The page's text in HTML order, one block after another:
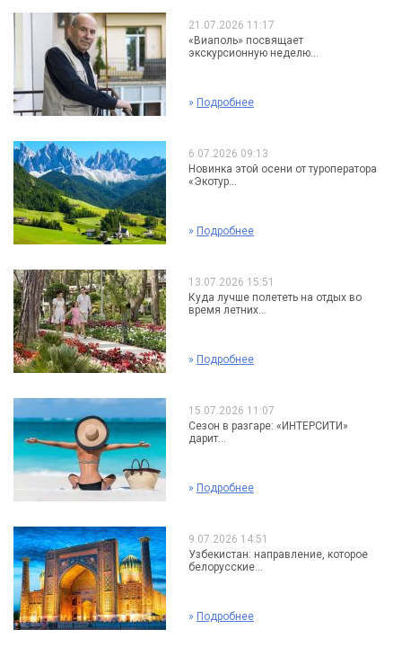
21.07.2026 11:17
«Виаполь» посвящает
экскурсионную неделю...
» Подробнее
6.07.2026 09:13
Новинка этой осени от туроператора
«Экотур...
» Подробнее
13.07.2026 15:51
Куда лучше полететь на отдых во
время летних...
» Подробнее
15.07.2026 11:07
Сезон в разгаре: «ИНТЕРСИТИ»
дарит...
» Подробнее
9.07.2026 14:51
Узбекистан: направление, которое
белорусские...
» Подробнее